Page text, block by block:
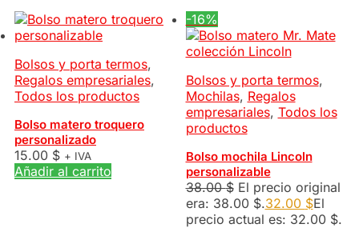
Bolsos y porta termos,
Regalos empresariales,
Todos los productos
Bolso matero troquero
personalizado
15.00 $ + IVA
Añadir al carrito
-16%
Bolsos y porta termos,
Mochilas, Regalos
empresariales, Todos los
productos
Bolso mochila Lincoln
personalizable
38.00$ El precio original
era: 38.00 $.32.00 $El
precio actual es: 32.00 $.